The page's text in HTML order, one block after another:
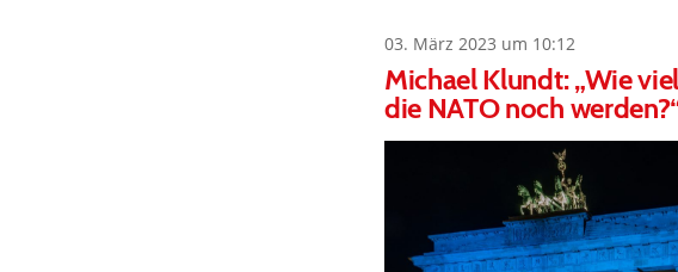
03. März 2023 um 10:12
Michael Klundt: „Wie
die NATO noch